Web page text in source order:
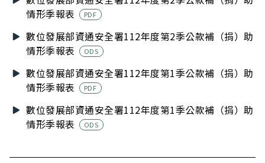
情形季報表
PDF
數位發展部資通安全署112年度第2季公款補（捐）助
情形季報表
ODS
數位發展部資通安全署112年度第1季公款補（捐）助
情形季報表
PDF
數位發展部資通安全署112年度第1季公款補（捐）助
情形季報表
ODS